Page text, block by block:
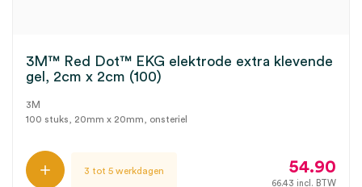
3M™ Red Dot™ EKG elektrode extra klevende
gel, 2cm x 2cm (100)
3M
100 stuks, 20mm x 20mm, onsteriel
3 tot 5 werkdagen 54.90
66.43 incl. BTW